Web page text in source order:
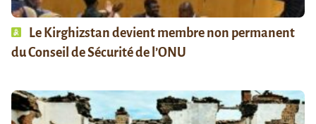
Le Kirghizstan devient membre non permanent
du Conseil de Sécurité de l’ONU